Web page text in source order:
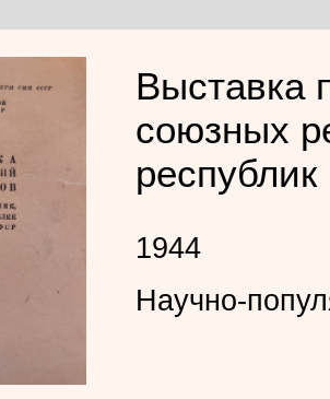
Выставка
союзных
1944
Научно-